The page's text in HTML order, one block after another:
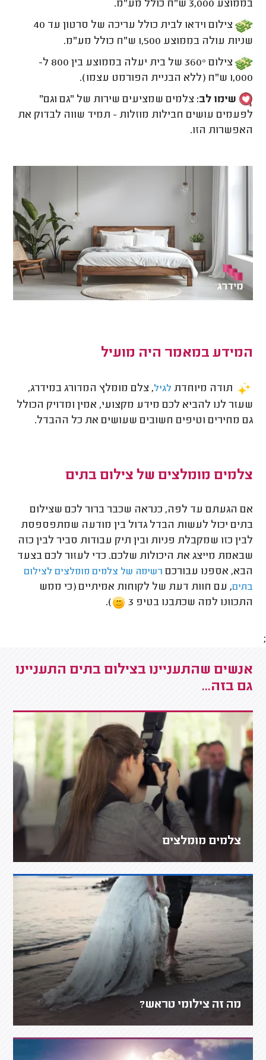
בממוצע 3,000 ש"ח כולל מע"מ.
צילום וידאו לבית כולל עריכה של סרטון עד 40
שניות עולה בממוצע 1,500 ש"ח כולל מע"מ.
צילום
360° של בית יעלה בממוצע בין 800 ל-
1,000 ש"ח (ללא הבניית הפורמט עצמו).
שימו לב: צלמים שמציעים שירות של "גם וגם"
לפעמים עושים חבילות מוזלות - תמיד שווה לבדוק את
האפשרות הזו.
המידע במאמר היה מועיל
תודה מיוחדת לגיל, צלם מומלץ המדורג במידרג,
שעזר לנו להביא לכם מידע מקצועי, אמין ומדויק הכולל
גם מחירים וטיפים חשובים שעושים את כל ההבדל.
צלמים מומלצים של צילום בתים
אם הגעתם עד לפה, כנראה שכבר ברור לכם שצילום
בתים יכול לעשות הבדל גדול בין מודעה שמתפספסת
לבין כזו שמקבלת פניות ובין תיק עבודות סביר לבין כזה
שבאמת מייצג את היכולות שלכם. כדי לעזור לכם בצעד
הבא, אספנו עבורכם רשימה של צלמים מומלצים לצילום
בתים, עם חוות דעת של לקוחות אמיתיים (כי ממש
התכוונו למה שכתבנו בטיפ 3
).
;
אנשים שהתעניינו בצילום בתים התעניינו
גם בזה...
צלמים מומלצים
מה זה צילומי טראש?